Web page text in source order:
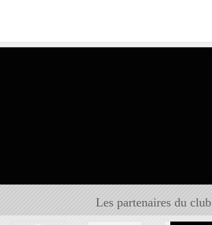
Les partenaires du club